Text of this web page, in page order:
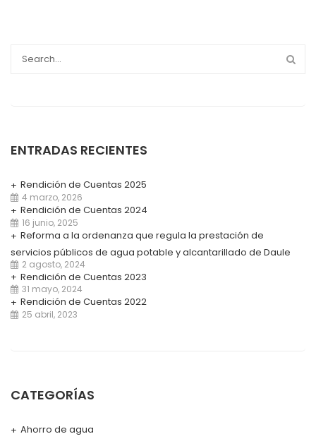
ENTRADAS RECIENTES
Rendición de Cuentas 2025
4 marzo, 2026
Rendición de Cuentas 2024
16 junio, 2025
Reforma a la ordenanza que regula la prestación de
servicios públicos de agua potable y alcantarillado de Daule
2 agosto, 2024
Rendición de Cuentas 2023
31 mayo, 2024
Rendición de Cuentas 2022
25 abril, 2023
CATEGORÍAS
Ahorro de agua